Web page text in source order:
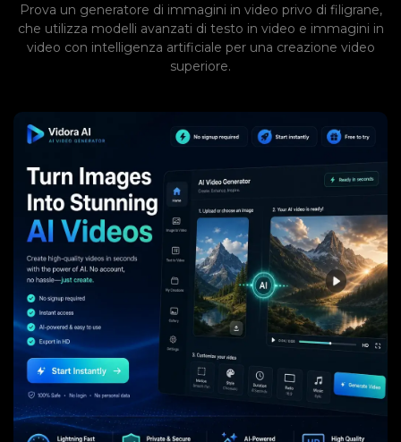
Prova un generatore di immagini in video privo di filigrane,
che utilizza modelli avanzati di testo in video e immagini in
video con intelligenza artificiale per una creazione video
superiore.